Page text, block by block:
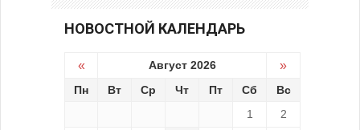
НОВОСТНОЙ КАЛЕНДАРЬ
« Август 2026 »
Пн Вт Ср Чт Пт Сб
Вс
1
2